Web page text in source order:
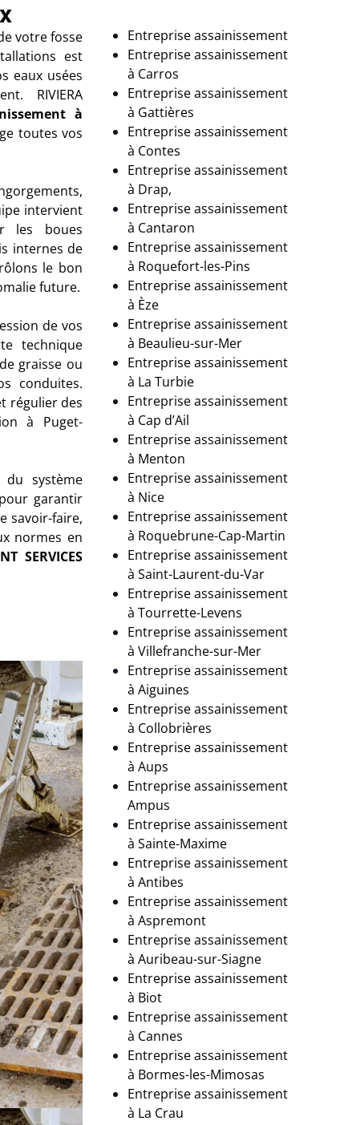
votre fosse
est
eaux usées
RIVIERA
à
toutes vos
intervient
les boues
internes de
le bon
future.
de vos
technique
graisse ou
conduites.
régulier des
à Puget-
du système
garantir
savoir-faire,
normes en
SERVICES
Entreprise assainissement
Entreprise assainissement
à Carros
Entreprise assainissement
à Gattières
Entreprise assainissement
à Contes
Entreprise assainissement
à Drap,
Entreprise assainissement
à Cantaron
Entreprise assainissement
à Roquefort-les-Pins
Entreprise assainissement
à Èze
Entreprise assainissement
à Beaulieu-sur-Mer
Entreprise assainissement
à La Turbie
Entreprise assainissement
à Cap d’Ail
Entreprise assainissement
à Menton
Entreprise assainissement
à Nice
Entreprise assainissement
à Roquebrune-Cap-Martin
Entreprise assainissement
à Saint-Laurent-du-Var
Entreprise assainissement
à Tourrette-Levens
Entreprise assainissement
à Villefranche-sur-Mer
Entreprise assainissement
à Aiguines
Entreprise assainissement
à Collobrières
Entreprise assainissement
à Aups
Entreprise assainissement
Ampus
Entreprise assainissement
à Sainte-Maxime
Entreprise assainissement
à Antibes
Entreprise assainissement
à Aspremont
Entreprise assainissement
à Auribeau-sur-Siagne
Entreprise assainissement
à Biot
Entreprise assainissement
à Cannes
Entreprise assainissement
à Bormes-les-Mimosas
Entreprise assainissement
à La Crau